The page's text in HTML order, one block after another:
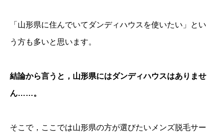
「山形県に住んでいてダンディハウスを使いたい」とい
う方も多いと思います。
結論から言うと，山形県にはダンディハウスはありませ
ん……。
そこで，ここでは山形県の方が選びたいメンズ脱毛サー